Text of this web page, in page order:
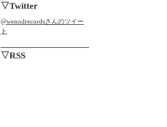
▽Twitter
@wenodrecordsさんのツイー
ト
▽RSS